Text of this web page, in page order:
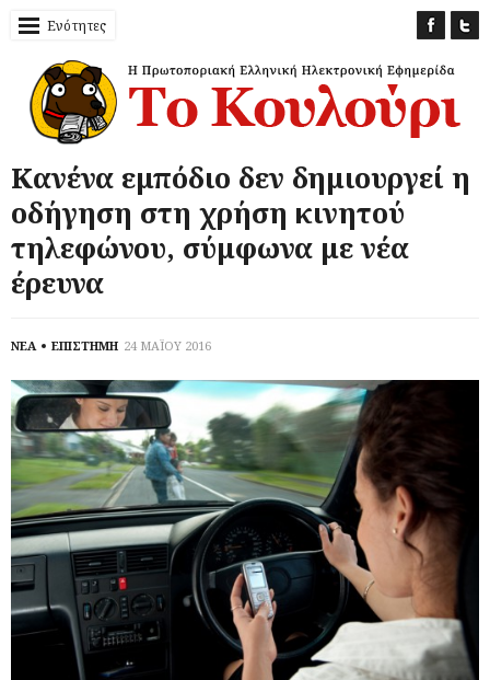
Ενότητες
Κανένα εμπόδιο δεν δημιουργεί η
οδήγηση στη χρήση κινητού
τηλεφώνου, σύμφωνα με νέα
έρευνα
ΝΕΑ ΕΠΙΣΤΗΜΗ 24 ΜΑΪΟΥ 2016